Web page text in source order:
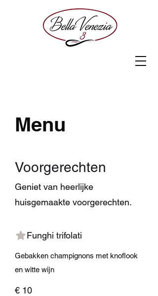
Menu
Voorgerechten
Geniet van heerlijke
huisgemaakte voorgerechten.
Funghi trifolati
Gebakken champignons met knoflook
en witte wijn
€ 10